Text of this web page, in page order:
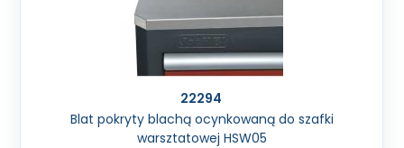
22294
Blat pokryty blachą ocynkowaną do szafki
warsztatowej HSW05